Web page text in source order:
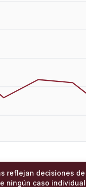
reflejan decisiones
ningún caso